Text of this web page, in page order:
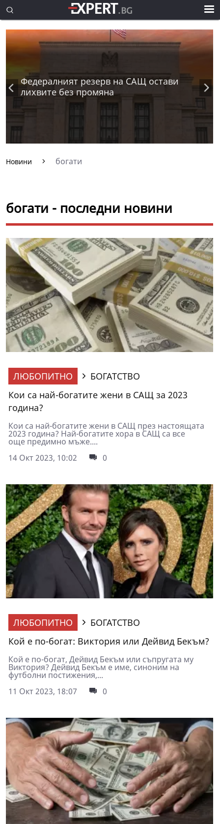
Федералният резерв на САЩ остави
лихвите без промяна
Новини богати
богати - последни новини
ЛЮБОПИТНО
БОГАТСТВО
Кои са най-богатите жени в САЩ за 2023
година?
Кои са най-богатите жени в САЩ през настоящата
2023 година? Най-богатите хора в САЩ са все
още предимно мъже....
14 Окт 2023, 10:02
0
ЛЮБОПИТНО
БОГАТСТВО
Кой е по-богат: Виктория или Дейвид Бекъм?
Кой е по-богат, Дейвид Бекъм или съпругата му
Виктория? Дейвид Бекъм е име, синоним на
футболни постижения,...
11 Окт 2023, 18:07
0